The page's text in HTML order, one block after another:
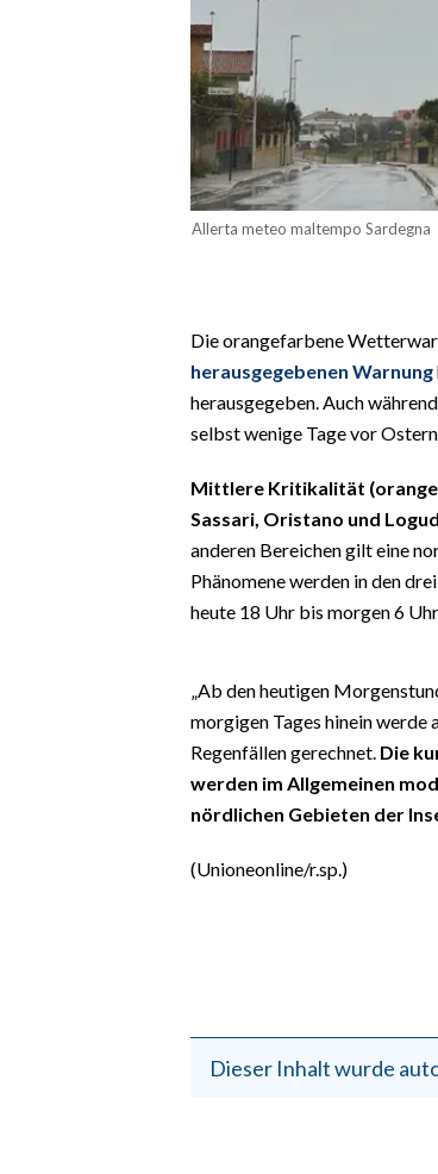
Allerta meteo maltempo Sardegna
Die orangefarbene
herausgegebenen Warnung
herausgegeben. Auch
selbst wenige Tage vor
Mittlere Kritikalität
Sassari, Oristano und
anderen Bereichen gilt eine
Phänomene werden in den
heute 18 Uhr bis morgen 6
„Ab den heutigen
morgigen Tages hinein
Regenfällen gerechnet. Die
werden im Allgemeinen
nördlichen Gebieten der
(Unioneonline/r.sp.)
Dieser Inhalt wurde